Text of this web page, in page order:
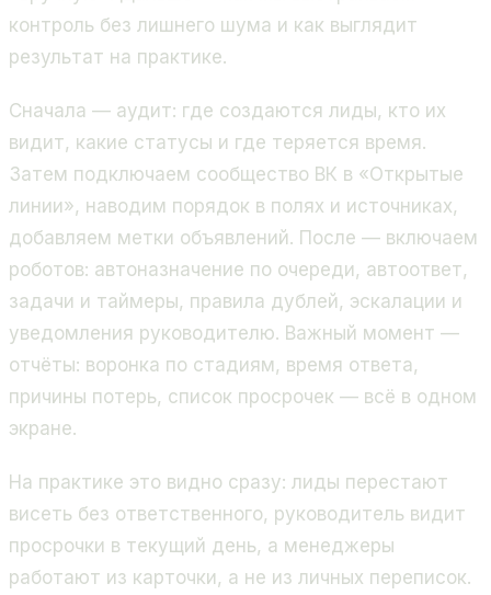
контроль без лишнего шума и как выглядит
результат на практике.
Сначала — аудит: где создаются лиды, кто их
видит, какие статусы и где теряется время.
Затем подключаем сообщество ВК в «Открытые
линии», наводим порядок в полях и источниках,
добавляем метки объявлений. После — включаем
роботов: автоназначение по очереди, автоответ,
задачи и таймеры, правила дублей, эскалации и
уведомления руководителю. Важный момент —
отчёты: воронка по стадиям, время ответа,
причины потерь, список просрочек — всё в одном
экране.
На практике это видно сразу: лиды перестают
висеть без ответственного, руководитель видит
просрочки в текущий день, а менеджеры
работают из карточки, а не из личных переписок.